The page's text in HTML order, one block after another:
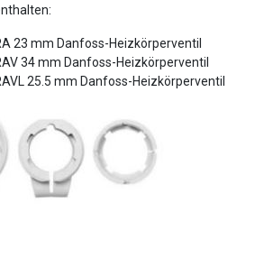
23 mm Danfoss-Heizkörperventil
34 mm Danfoss-Heizkörperventil
25.5 mm Danfoss-Heizkörperventil